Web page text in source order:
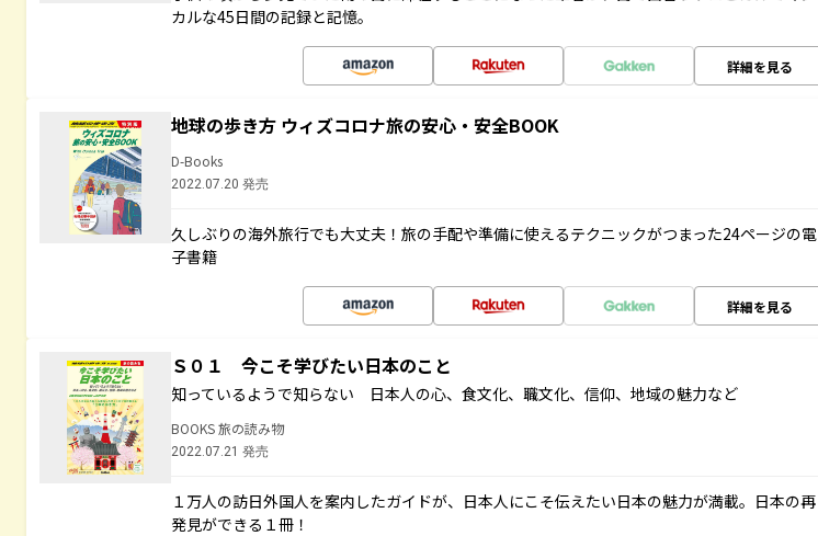
カルな45日間の記録と記憶。
詳細を見る
地球の歩き方 ウィズコロナ旅の安心・安全BOOK
D-Books
2022.07.20 発売
久しぶりの海外旅行でも大丈夫！旅の手配や準備に使えるテクニックがつまった24ページの電
子書籍
詳細を見る
Ｓ０１ 今こそ学びたい日本のこと
知っているようで知らない 日本人の心、食文化、職文化、信仰、地域の魅力など
BOOKS 旅の読み物
2022.07.21 発売
１万人の訪日外国人を案内したガイドが、日本人にこそ伝えたい日本の魅力が満載。日本の再
発見ができる１冊！